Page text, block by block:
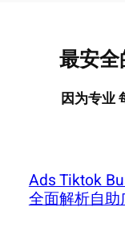
最安
因为专业
Ads Tiktok
全面解析自